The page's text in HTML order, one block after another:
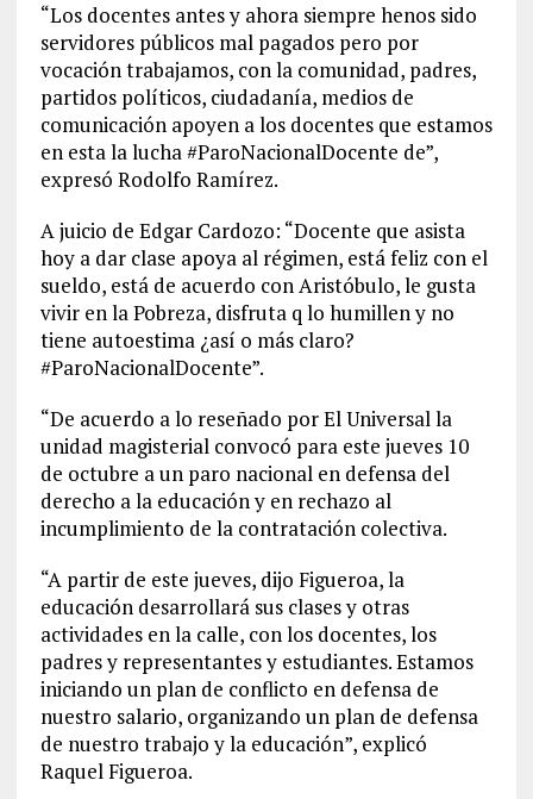
“Los docentes antes y ahora siempre henos sido
servidores públicos mal pagados pero por
vocación trabajamos, con la comunidad, padres,
partidos políticos, ciudadanía, medios de
comunicación apoyen a los docentes que estamos
en esta la lucha #ParoNacionalDocente de”,
expresó Rodolfo Ramírez.
A juicio de Edgar Cardozo: “Docente que asista
hoy a dar clase apoya al régimen, está feliz con el
sueldo, está de acuerdo con Aristóbulo, le gusta
vivir en la Pobreza, disfruta q lo humillen y no
tiene autoestima ¿así o más claro?
#ParoNacionalDocente”.
“De acuerdo a lo reseñado por El Universal la
unidad magisterial convocó para este jueves 10
de octubre a un paro nacional en defensa del
derecho a la educación y en rechazo al
incumplimiento de la contratación colectiva.
“A partir de este jueves, dijo Figueroa, la
educación desarrollará sus clases y otras
actividades en la calle, con los docentes, los
padres y representantes y estudiantes. Estamos
iniciando un plan de conflicto en defensa de
nuestro salario, organizando un plan de defensa
de nuestro trabajo y la educación”, explicó
Raquel Figueroa.